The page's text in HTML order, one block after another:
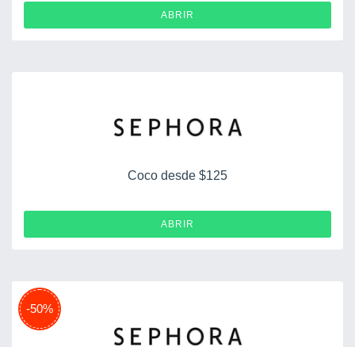
ABRIR
Coco desde $125
ABRIR
-50%